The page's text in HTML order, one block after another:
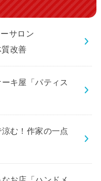
サロン
改善
キ屋「パティス
む！作家の一点